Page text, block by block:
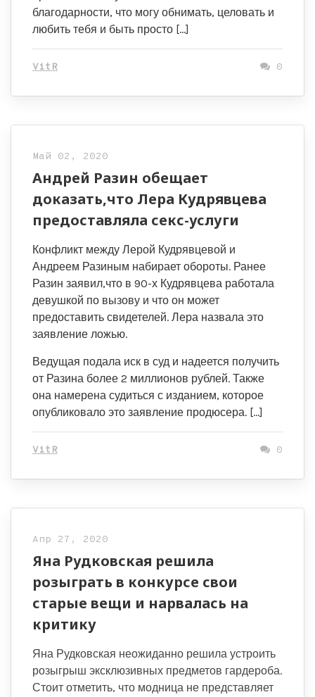
благодарности, что могу обнимать, целовать и
любить тебя и быть просто […]
VitR 0
Май 02, 2020
Андрей Разин обещает
доказать,что Лера Кудрявцева
предоставляла секс-услуги
Конфликт между Лерой Кудрявцевой и
Андреем Разиным набирает обороты. Ранее
Разин заявил,что в 90-х Кудрявцева работала
девушкой по вызову и что он может
предоставить свидетелей. Лера назвала это
заявление ложью.
Ведущая подала иск в суд и надеется получить
от Разина более 2 миллионов рублей. Также
она намерена судиться с изданием, которое
опубликовало это заявление продюсера. […]
VitR 0
Апр 27, 2020
Яна Рудковская решила
розыграть в конкурсе свои
старые вещи и нарвалась на
критику
Яна Рудковская неожиданно решила устроить
розыгрыш эксклюзивных предметов гардероба.
Стоит отметить, что модница не представляет